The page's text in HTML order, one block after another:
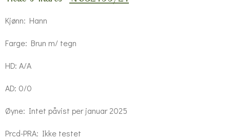
Kjønn: Hann
Farge: Brun m/ tegn
HD: A/A
AD: 0/0
Øyne: Intet påvist per januar 2025
Prcd-PRA: Ikke testet